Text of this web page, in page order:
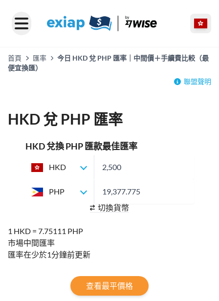
首頁 匯率
今日 HKD 兌 PHP 匯率｜中間價＋手續費比較（最
便宜換匯）
聯盟聲明
HKD 兌 PHP 匯率
HKD 兌換 PHP 匯款最佳匯率
HKD
PHP
切換貨幣
1 HKD = 7.75111 PHP
市場中間匯率
匯率在少於1分鐘前更新
查看最平價格